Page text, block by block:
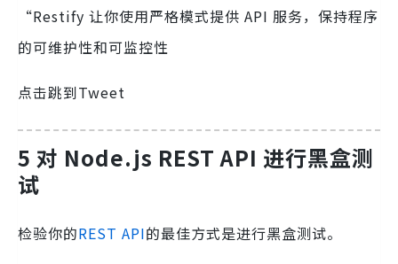
“Restify 让你使用严格模式提供 API 服务，保持程序
的可维护性和可监控性
点击跳到Tweet
5 对 Node.js REST API 进行黑盒测
试
检验你的REST API的最佳方式是进行黑盒测试。